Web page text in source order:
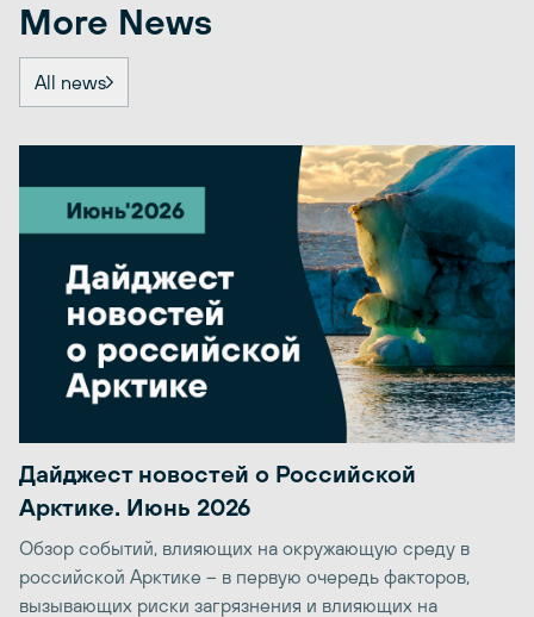
More News
All news
Дайджест новостей о Российской
Арктике. Июнь 2026
Обзор событий, влияющих на окружающую среду в
российской Арктике – в первую очередь факторов,
вызывающих риски загрязнения и влияющих на